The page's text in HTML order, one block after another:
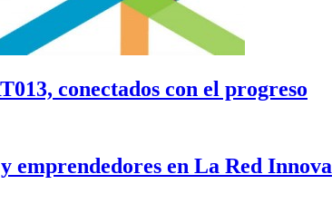
conectados con el progreso
emprendedores en La Red Innova